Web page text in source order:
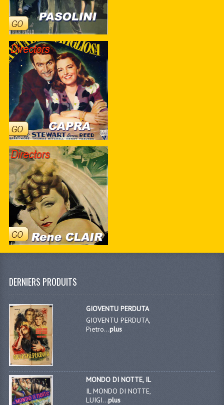
DERNIERS PRODUITS
GIOVENTU PERDUTA
GIOVENTU PERDUTA,
Pietro...plus
MONDO DI NOTTE, IL
IL MONDO DI NOTTE,
LUIGI...plus